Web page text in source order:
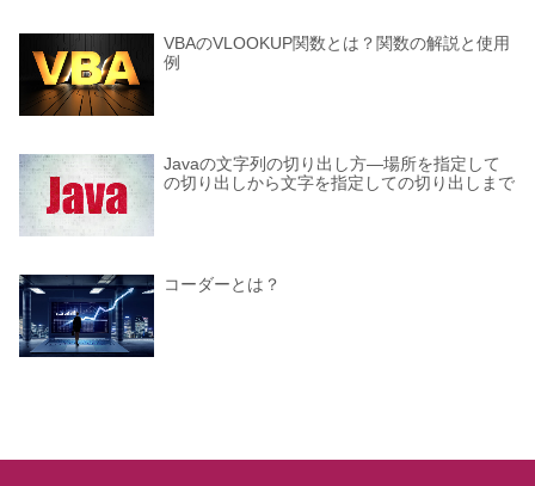
VBAのVLOOKUP関数とは？関数の解説と使用
例
Javaの文字列の切り出し方―場所を指定して
の切り出しから文字を指定しての切り出しまで
コーダーとは？